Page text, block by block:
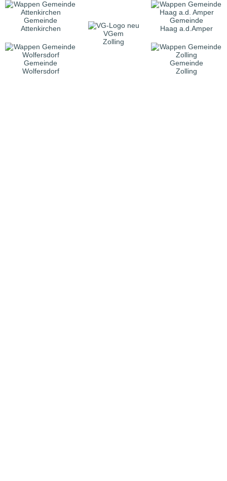
Gemeinde
Attenkirchen
VGem
Zolling
Gemeinde
Haag a.d.Amper
Gemeinde
Wolfersdorf
Gemeinde
Zolling